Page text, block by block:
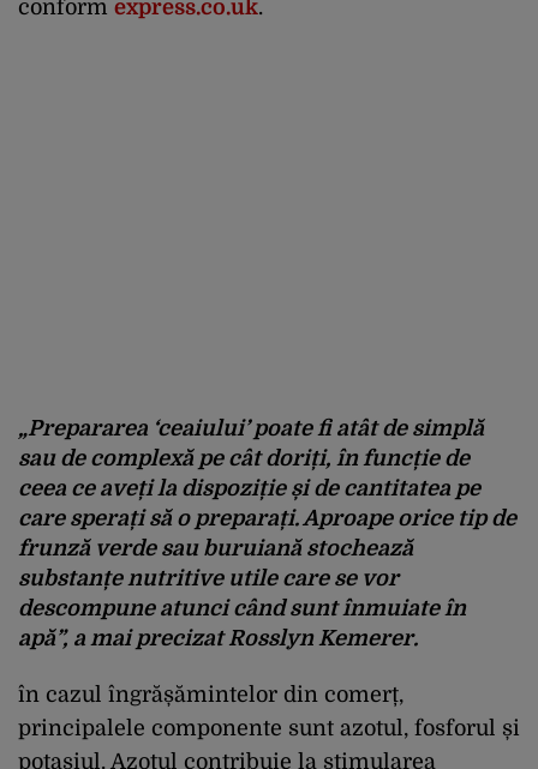
conform express.co.uk.
„Prepararea ‘ceaiului’ poate fi atât de simplă
sau de complexă pe cât doriți, în funcție de
ceea ce aveți la dispoziție și de cantitatea pe
care sperați să o preparați. Aproape orice tip de
frunză verde sau buruiană stochează
substanțe nutritive utile care se vor
descompune atunci când sunt înmuiate în
apă”, a mai precizat Rosslyn Kemerer.
în cazul îngrășămintelor din comerț,
principalele componente sunt azotul, fosforul și
potasiul. Azotul contribuie la stimularea